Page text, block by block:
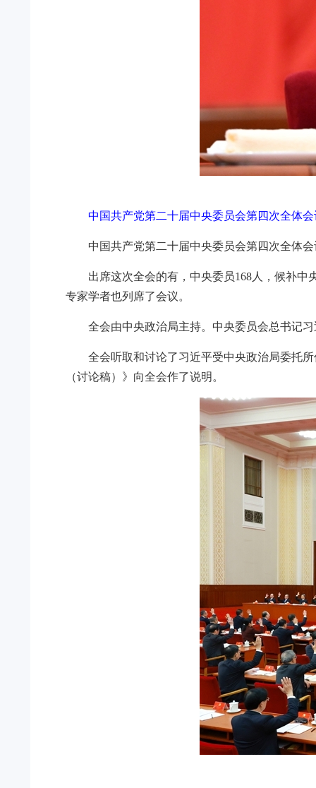
中国共产党第二十届中央委员会第四次全体
中国共产党第二十届中央委员会第四次全体
出席这次全会的有，中央委员168人，候补
专家学者也列席了会议。
全会由中央政治局主持。中央委员会总书记
全会听取和讨论了习近平受中央政治局委托
（讨论稿）》向全会作了说明。